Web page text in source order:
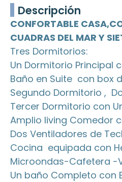
Descripción
CONFORTABLE
CUADRAS DEL MAR Y
Tres Dormitorios:
Un Dormitorio Principal
Baño en Suite con box
Segundo Dormitorio ,
Tercer Dormitorio con
Amplio living Comedor
Dos Ventiladores de
Cocina equipada con
Microondas-Cafetera -
Un baño Completo con